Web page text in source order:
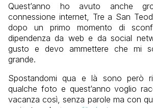
Quest’anno ho avuto anche
connessione internet, Tre a San
dopo un primo momento di
dipendenza da web e da social
gusto e devo ammettere che mi
grande.
Spostandomi qua e là sono però
qualche foto e quest’anno voglio
vacanza così, senza parole ma con